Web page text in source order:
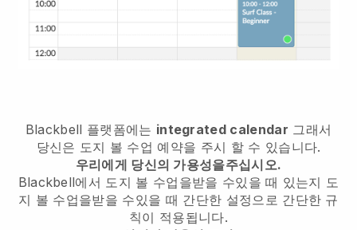
Blackbell 플랫폼에는 integrated calendar 그래서
당신은 도지 볼 수업 예약을 주시 할 수 있습니다.
우리에게 당신의 가용성을주십시오.
Blackbell에서 도지 볼 수업을받을 수있을 때 있는지 도
지 볼 수업을받을 수있을 때 간단한 설정으로 간단한 규
칙이 적용됩니다.